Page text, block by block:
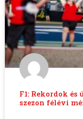
F1: Rekordok és
szezon félévi